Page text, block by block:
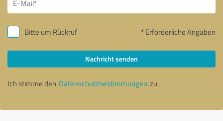
Bitte um Rückruf * Erforderliche Angaben
Nachricht senden
Ich stimme den Datenschutzbestimmungen zu.